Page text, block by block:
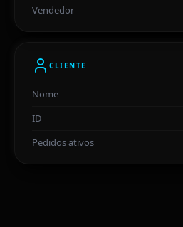
Vendedor
CLIENTE
Nome
ID
Pedidos ativos